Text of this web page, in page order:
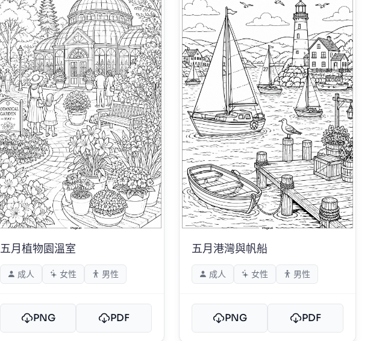
五月植物園溫室
成人 女性 男性
PNG PDF
五月港灣與帆船
成人 女性 男性
PNG PDF